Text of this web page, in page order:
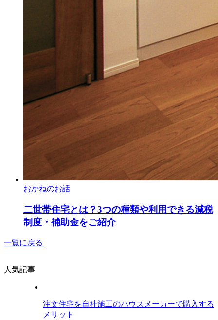
おかねのお話
二世帯住宅とは？3つの種類や利用できる減税
制度・補助金をご紹介
一覧に戻る
人気記事
注文住宅を自社施工のハウスメーカーで購入する
メリット